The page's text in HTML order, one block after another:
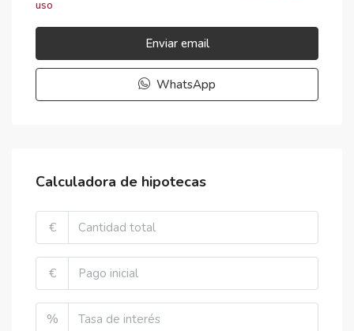
uso
Enviar email
WhatsApp
Calculadora de hipotecas
€
€
%